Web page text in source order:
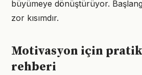
büyümeye dönüştürüyor.
zor kısımdır.
Motivasyon için
rehberi